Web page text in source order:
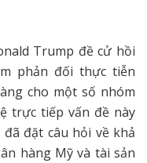
Trump đề cử hồi
phản đối thực tiễn
cho một số nhóm
trực tiếp vấn đề này
đặt câu hỏi về khả
hàng Mỹ và tài sản